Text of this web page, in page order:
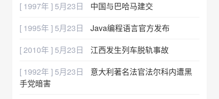
[ 1997年 ] 5月23日
中国与巴哈马建交
[ 1995年 ] 5月23日
Java编程语言官方发布
[ 2010年 ] 5月23日
江西发生列车脱轨事故
[ 1992年 ] 5月23日
意大利著名法官法尔科内遭黑
手党暗害